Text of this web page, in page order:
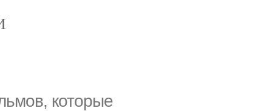
которые